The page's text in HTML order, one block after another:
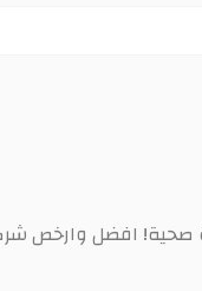
صحية! افضل وارخص